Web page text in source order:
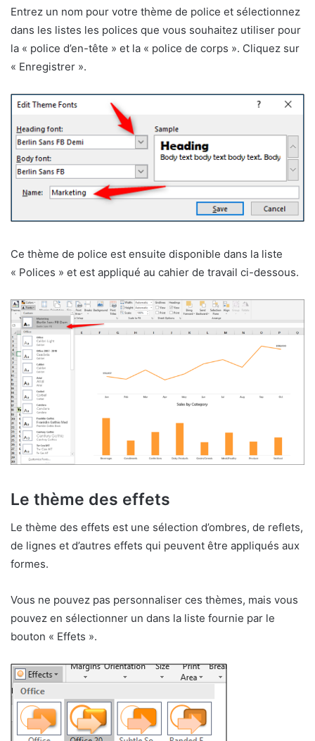
Entrez un nom pour votre thème de police et sélectionnez
dans les listes les polices que vous souhaitez utiliser pour
la « police d’en-tête » et la « police de corps ». Cliquez sur
« Enregistrer ».
Ce thème de police est ensuite disponible dans la liste
« Polices » et est appliqué au cahier de travail ci-dessous.
Le thème des effets
Le thème des effets est une sélection d’ombres, de reflets,
de lignes et d’autres effets qui peuvent être appliqués aux
formes.
Vous ne pouvez pas personnaliser ces thèmes, mais vous
pouvez en sélectionner un dans la liste fournie par le
bouton « Effets ».